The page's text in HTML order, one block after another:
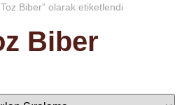
Biber” olarak etiketlendi
Biber